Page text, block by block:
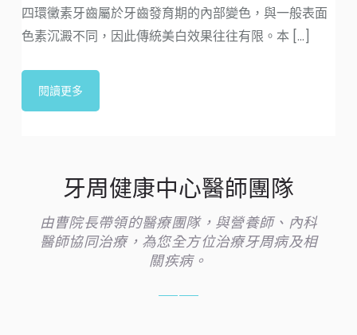
四環黴素牙齒屬於牙齒發育期的內部變色，與一般表面
色素沉澱不同，因此傳統美白效果往往有限。本 [...]
閱讀更多
牙周健康中心醫師團隊
由曹院長帶領的醫療團隊，與營養師、內科
醫師協同治療，為您全方位治療牙周病及相
關疾病。